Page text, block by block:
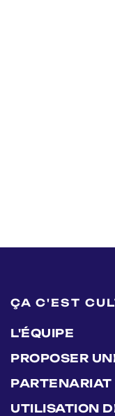
ÇA C'EST
L'ÉQUIPE
PROPOSER
PARTENARIAT
UTILISATION